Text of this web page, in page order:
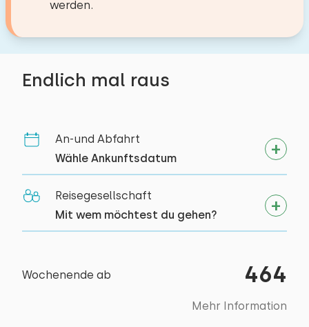
Endlich mal raus
An-und Abfahrt
Wähle Ankunftsdatum
Reisegesellschaft
Mit wem möchtest du gehen?
Wochenende ab 464
Mehr Information
werden.
Parkplatz an der Unterkunft